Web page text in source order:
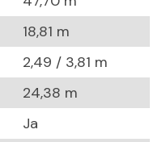
18,81 m
2,49 / 3,81 m
24,38 m
Ja